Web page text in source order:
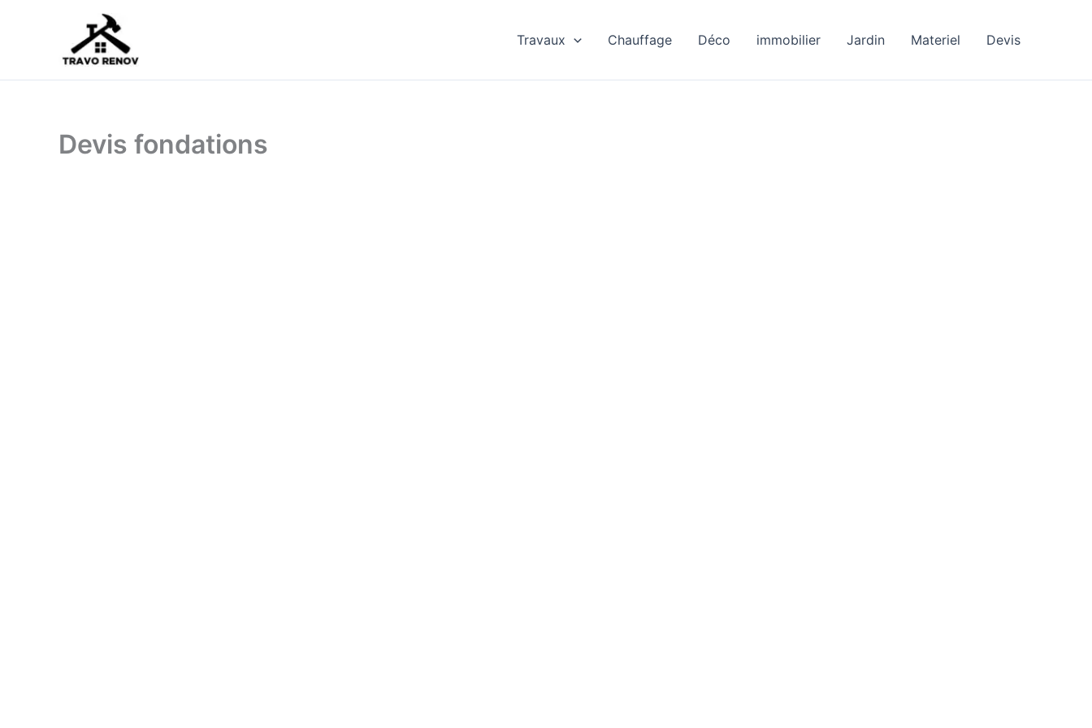
Travaux Chauffage Déco immobilier Jardin Materiel Devis
Devis fondations